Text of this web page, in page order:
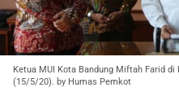
Ketua MUI Kota Bandung Miftah Farid
(15/5/20). by Humas Pemkot